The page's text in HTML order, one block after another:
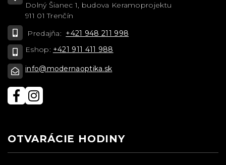
Dolný Šianec 1, budova Keramoprojektu
911 01 Trenčín
Predajňa: +421 948 211 998
Eshop: +421 911 411 988
info@modernaoptika.sk
OTVARÁCIE HODINY